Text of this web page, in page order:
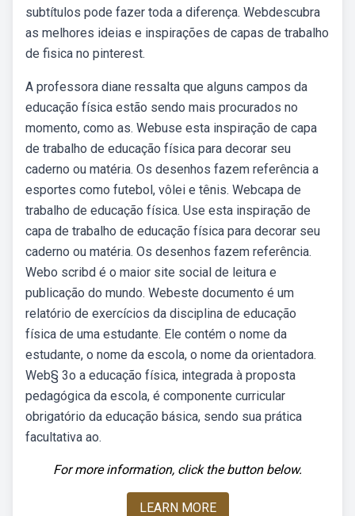
subtítulos pode fazer toda a diferença. Webdescubra
as melhores ideias e inspirações de capas de trabalho
de fisica no pinterest.
A professora diane ressalta que alguns campos da
educação física estão sendo mais procurados no
momento, como as. Webuse esta inspiração de capa
de trabalho de educação física para decorar seu
caderno ou matéria. Os desenhos fazem referência a
esportes como futebol, vôlei e tênis. Webcapa de
trabalho de educação física. Use esta inspiração de
capa de trabalho de educação física para decorar seu
caderno ou matéria. Os desenhos fazem referência.
Webo scribd é o maior site social de leitura e
publicação do mundo. Webeste documento é um
relatório de exercícios da disciplina de educação
física de uma estudante. Ele contém o nome da
estudante, o nome da escola, o nome da orientadora.
Web§ 3o a educação física, integrada à proposta
pedagógica da escola, é componente curricular
obrigatório da educação básica, sendo sua prática
facultativa ao.
For more information, click the button below.
LEARN MORE